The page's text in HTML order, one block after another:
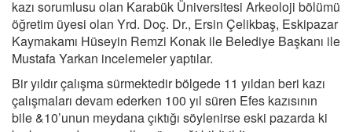
kazı sorumlusu olan Karabük Üniversitesi Arkeoloji bölümü
öğretim üyesi olan Yrd. Doç. Dr., Ersin Çelikbaş, Eskipazar
Kaymakamı Hüseyin Remzi Konak ile Belediye Başkanı ile
Mustafa Yarkan incelemeler yaptılar.
Bir yıldır çalışma sürmektedir bölgede 11 yıldan beri kazı
çalışmaları devam ederken 100 yıl süren Efes kazısının
bile &10’unun meydana çıktığı söylenirse eski pazarda ki